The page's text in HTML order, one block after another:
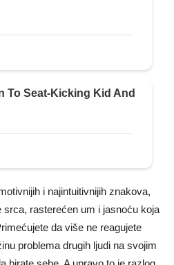
i najintuitivnijih znakova,
srca, rasterećen um i jasnoću koja
da više ne reagujete
problema drugih ljudi na svojim